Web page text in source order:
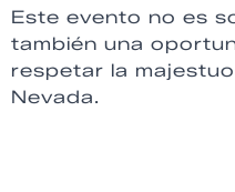
Este evento no es
también una
respetar la
Nevada.